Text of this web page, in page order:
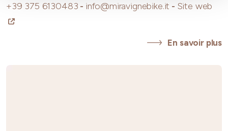
+39 375 6130483 - info@miravignebike.it - Site web
En savoir plus